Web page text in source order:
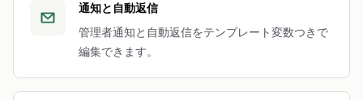
通知と自動返信
管理者通知と自動返信をテンプレート変数つきで
編集できます。